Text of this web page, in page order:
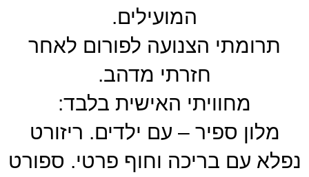
המועילים.
תרומתי הצנועה לפורום לאחר
חזרתי מדהב.
מחוויתי האישית בלבד:
מלון ספיר – עם ילדים. ריזורט
נפלא עם בריכה וחוף פרטי. ספורט